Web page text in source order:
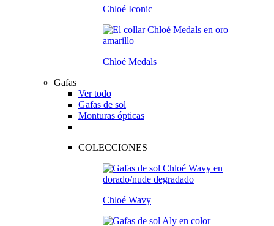
Chloé Iconic
Chloé Medals
Gafas
Ver todo
Gafas de sol
Monturas ópticas
COLECCIONES
Chloé Wavy